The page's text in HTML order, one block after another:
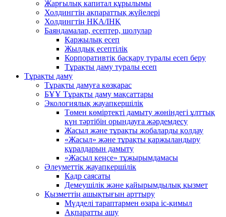
Жарғылық капитал құрылымы
Холдингтің ақпараттық жүйелері
Холдингтің НҚА/ІНҚ
Баяндамалар, есептер, шолулар
Қаржылық есеп
Жылдық есептілік
Корпоративтік басқару туралы есеп беру
Тұрақты даму туралы есеп
Тұрақты даму
Тұрақты дамуға көзқарас
БҰҰ Тұрақты даму мақсаттары
Экологиялық жауапкершілік
Төмен көміртекті дамыту жөніндегі ұлттық
күн тәртібін орындауға жәрдемдесу
Жасыл және тұрақты жобаларды қолдау
«Жасыл» және тұрақты қаржыландыру
құралдарын дамыту
«Жасыл кеңсе» тұжырымдамасы
Әлеуметтік жауапкершілік
Кадр саясаты
Демеушілік және қайырымдылық қызмет
Қызметтің ашықтығын арттыру
Мүдделі тараптармен өзара іс-қимыл
Ақпаратты ашу